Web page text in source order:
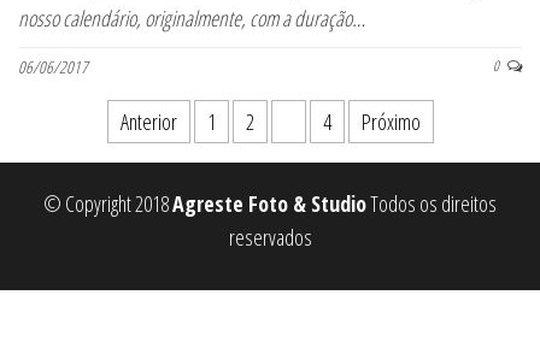
nosso calendário, originalmente, com a duração…
06/06/2017 0
Paginação de posts
Anterior 1 2 4 Próximo
© Copyright 2018Agreste Foto & StudioTodos os direitos
reservados